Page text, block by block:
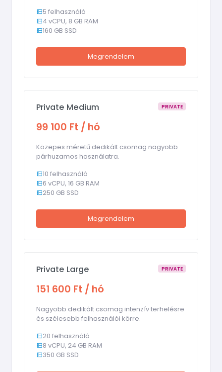
5 felhasználó
4 vCPU, 8 GB RAM
160 GB SSD
Megrendelem
Private Medium PRIVATE
99 100 Ft / hó
Közepes méretű dedikált csomag nagyobb
párhuzamos használatra.
10 felhasználó
6 vCPU, 16 GB RAM
250 GB SSD
Megrendelem
Private Large PRIVATE
151 600 Ft / hó
Nagyobb dedikált csomag intenzív terhelésre
és szélesebb felhasználói körre.
20 felhasználó
8 vCPU, 24 GB RAM
350 GB SSD